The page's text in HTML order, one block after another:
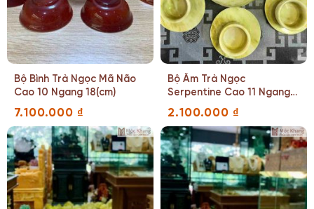
Bộ Bình Trà Ngọc Mã Não
Cao 10 Ngang 18(cm)
7.100.000 ₫
Bộ Ấm Trà Ngọc
Serpentine Cao 11 Ngang
22 Sâu 10.5(cm)
2.100.000 ₫